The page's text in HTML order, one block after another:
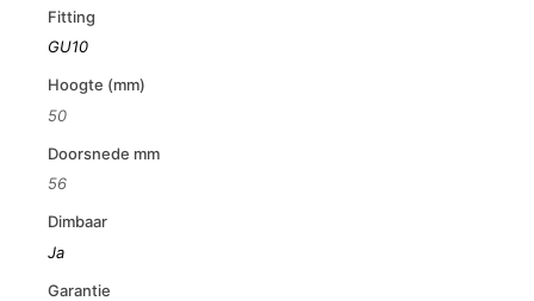
Fitting
GU10
Hoogte (mm)
50
Doorsnede mm
56
Dimbaar
Ja
Garantie